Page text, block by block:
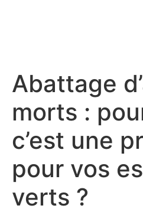
Abattage
morts :
c’est une
pour vos
verts ?